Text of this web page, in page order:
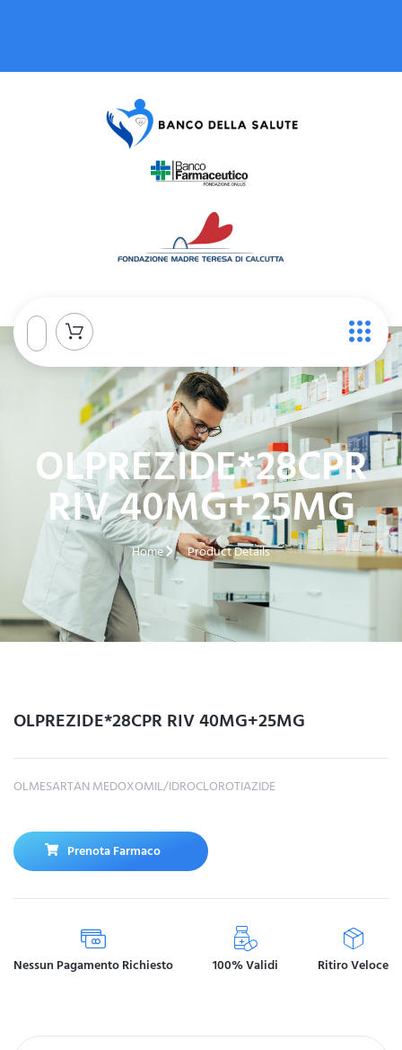
OLPREZIDE*28CPR
RIV 40MG+25MG
Home Product Details
OLPREZIDE*28CPR RIV 40MG+25MG
OLMESARTAN MEDOXOMIL/IDROCLOROTIAZIDE
Prenota Farmaco
Nessun Pagamento Richiesto 100% Validi Ritiro Veloce